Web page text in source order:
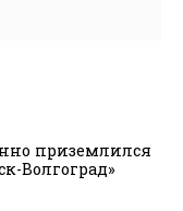
приземлился
Волгоград»